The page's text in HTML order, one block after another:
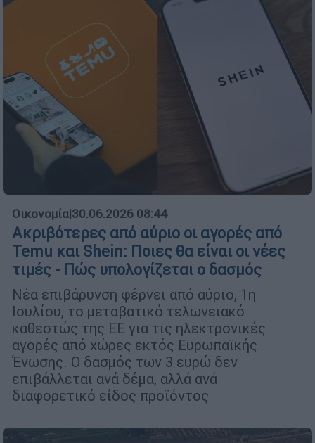
Οικονομία|30.06.2026 08:44
Ακριβότερες από αύριο οι αγορές από
Temu και Shein: Ποιες θα είναι οι νέες
τιμές - Πώς υπολογίζεται ο δασμός
Νέα επιβάρυνση φέρνει από αύριο, 1η
Ιουλίου, το μεταβατικό τελωνειακό
καθεστώς της ΕΕ για τις ηλεκτρονικές
αγορές από χώρες εκτός Ευρωπαϊκής
Ένωσης. Ο δασμός των 3 ευρώ δεν
επιβάλλεται ανά δέμα, αλλά ανά
διαφορετικό είδος προϊόντος